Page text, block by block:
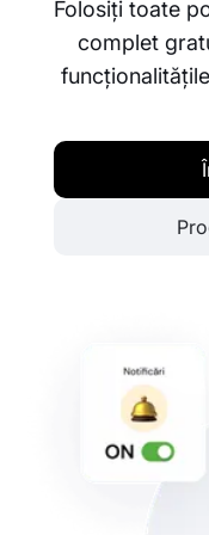
Folosiți toate
complet